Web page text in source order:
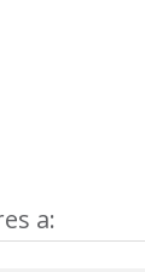
a: